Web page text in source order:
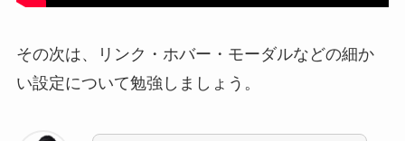
その次は、リンク・ホバー・モーダルなどの細か
い設定について勉強しましょう。